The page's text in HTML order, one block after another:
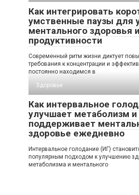
Как интегрировать
умственные паузы для
ментального здоровья
продуктивности
Современный ритм жизни диктует
требования к концентрации и
постоянно находимся в
Здоровье
Как интервальное
улучшает метаболизм и
поддерживает
здоровье ежедневно
Интервальное голодание (ИГ)
популярным подходом к улучшению
метаболизма и ментального